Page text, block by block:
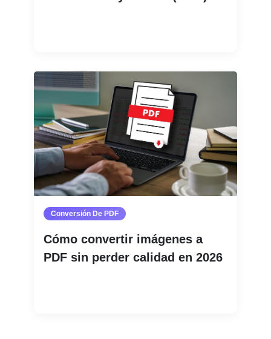
Conversión De PDF
Cómo convertir imágenes a
PDF sin perder calidad en 2026